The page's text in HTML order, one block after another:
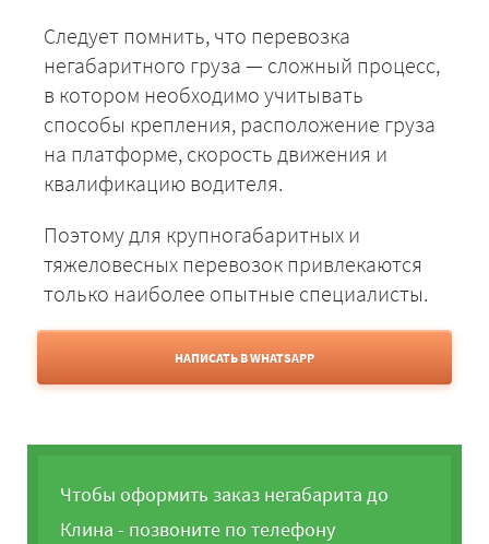
Следует помнить, что перевозка
негабаритного груза — сложный процесс,
в котором необходимо учитывать
способы крепления, расположение груза
на платформе, скорость движения и
квалификацию водителя.
Поэтому для крупногабаритных и
тяжеловесных перевозок привлекаются
только наиболее опытные специалисты.
НАПИСАТЬ В WHATSAPP
Чтобы оформить заказ негабарита до
Клина - позвоните по телефону